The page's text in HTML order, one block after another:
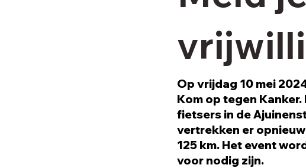
Op vrijdag 10 mei
Kom op tegen
fietsers in de
vertrekken er
125 km. Het event
voor nodig zijn.